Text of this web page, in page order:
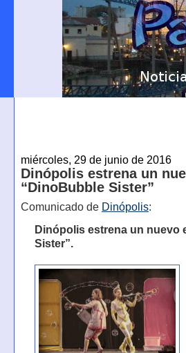
miércoles, 29 de junio de 2016
Dinópolis estrena un
“DinoBubble Sister”
Comunicado de Dinópolis:
Dinópolis estrena un nuevo
Sister”.